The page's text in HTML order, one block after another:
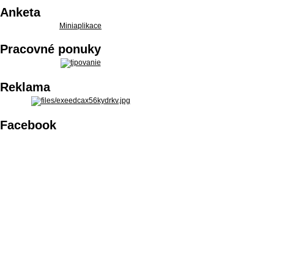
Anketa
Miniaplikace
Pracovné ponuky
Reklama
Facebook